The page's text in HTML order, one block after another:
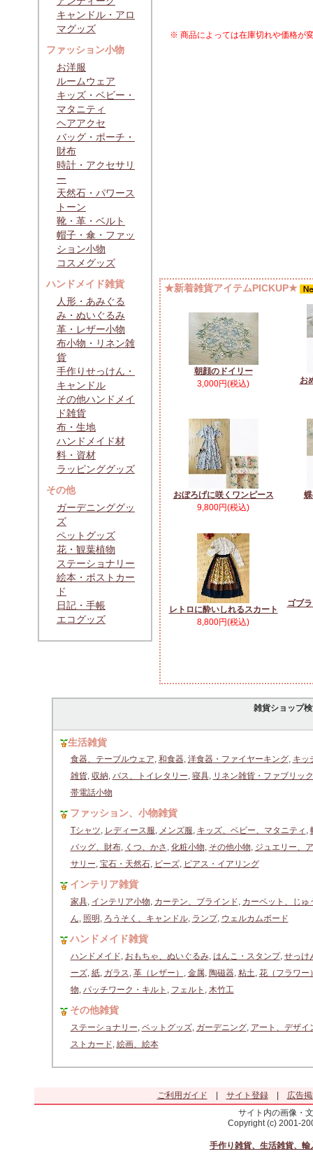
キャンドル・アロ
マグッズ
ファッション小物
お洋服
ルームウェア
キッズ・ベビー・
マタニティ
ヘアアクセ
バッグ・ポーチ・
財布
時計・アクセサリ
ー
天然石・パワース
トーン
靴・革・ベルト
帽子・傘・ファッ
ション小物
コスメグッズ
ハンドメイド雑貨
人形・あみぐる
み・ぬいぐるみ
革・レザー小物
布小物・リネン雑
貨
手作りせっけん・
キャンドル
その他ハンドメイ
ド雑貨
布・生地
ハンドメイド材
料・資材
ラッピンググッズ
その他
ガーデニンググッ
ズ
ペットグッズ
花・観葉植物
ステーショナリー
絵本・ポストカー
ド
日記・手帳
エコグッズ
※ 商品によっては在庫切れや価格が
★新着雑貨アイテムPICKUP★
朝顔のドイリー
3,000円(税込)
お
おぼろげに咲くワンピース
9,800円(税込)
レトロに酔いしれるスカート
8,800円(税込)
ゴブ
雑貨ショップ
生活雑貨
食器、テーブルウェア, 和食器, 洋食器・ファイヤーキング, キッ
雑貨, 収納, バス、トイレタリー, 寝具, リネン雑貨・ファブリック
帯電話小物
ファッション、小物雑貨
Tシャツ, レディース服, メンズ服, キッズ、ベビー、マタニティ ,
バッグ、財布, くつ、かさ , 化粧小物, その他小物, ジュエリー、
サリー, 宝石・天然石, ビーズ, ピアス・イアリング
インテリア雑貨
家具, インテリア小物, カーテン、ブラインド, カーペット、じゅ
ん, 照明 , ろうそく、キャンドル, ランプ, ウェルカムボード
ハンドメイド雑貨
ハンドメイド, おもちゃ、ぬいぐるみ, はんこ・スタンプ, せっけ
ーズ, 紙, ガラス, 革（レザー） , 金属, 陶磁器, 粘土, 花（フラワー
物, パッチワーク・キルト , フェルト , 木竹工
その他雑貨
ステーショナリー, ペットグッズ, ガーデニング, アート、デザイ
ストカード, 絵画、絵本
ご利用ガイド サイト登録|
広告
サイト内の画像・
Copyright (c) 2001-
手作り雑貨、生活雑貨、